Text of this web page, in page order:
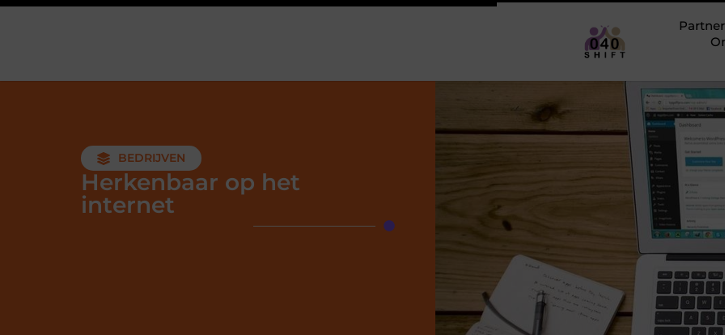
BEDRIJVEN
Herkenbaar op het
internet